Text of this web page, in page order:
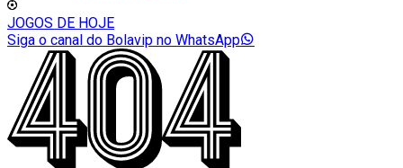
JOGOS DE HOJE
Siga o canal do Bolavip no WhatsApp